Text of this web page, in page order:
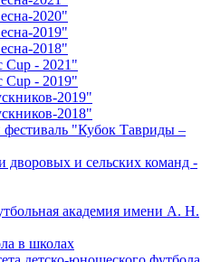
2020"
2019"
2018"
Cup - 2021"
Cup - 2019"
2019"
2018"
"Кубок Тавриды –
дворовых и сельских команд -
академия имени А. Н.
в школах